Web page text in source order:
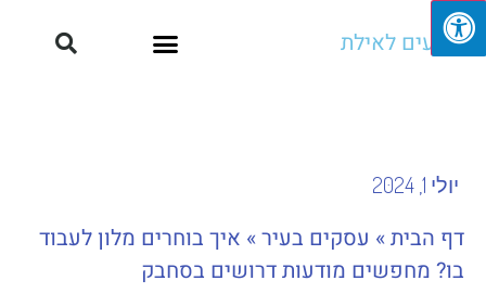
מגיעים לאילת
יולי 1, 2024
דף הבית»עסקים בעיר»איך בוחרים מלון לעבוד
בו? מחפשים מודעות דרושים בסחבק